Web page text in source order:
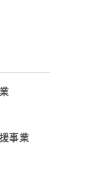
事業